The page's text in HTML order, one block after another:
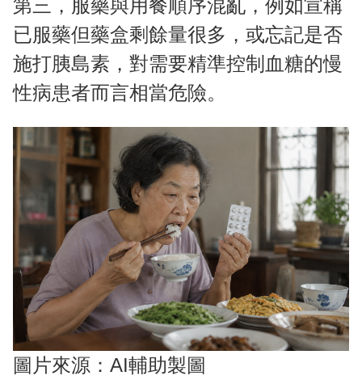
第三，服藥與用餐順序混亂，例如宣稱
已服藥但藥盒剩餘量很多，或忘記是否
施打胰島素，對需要精準控制血糖的慢
性病患者而言相當危險。
圖片來源：AI輔助製圖